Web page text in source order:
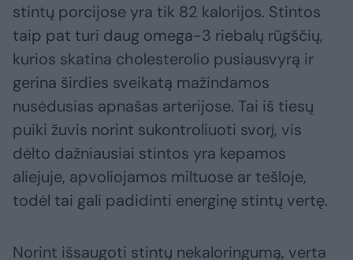
stintų porcijose yra tik 82 kalorijos. Stintos
taip pat turi daug omega-3 riebalų rūgščių,
kurios skatina cholesterolio pusiausvyrą ir
gerina širdies sveikatą mažindamos
nusėdusias apnašas arterijose. Tai iš tiesų
puiki žuvis norint sukontroliuoti svorį, vis
dėlto dažniausiai stintos yra kepamos
aliejuje, apvoliojamos miltuose ar tešloje,
todėl tai gali padidinti energinę stintų vertę.
Norint išsaugoti stintų nekaloringumą, verta